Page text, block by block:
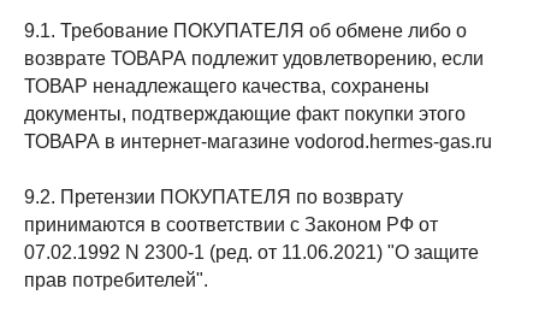
9.1. Требование ПОКУПАТЕЛЯ об обмене либо о
возврате ТОВАРА подлежит удовлетворению, если
ТОВАР ненадлежащего качества, сохранены
документы, подтверждающие факт покупки этого
ТОВАРА в интернет-магазине vodorod.hermes-gas.ru
9.2. Претензии ПОКУПАТЕЛЯ по возврату
принимаются в соответствии с Законом РФ от
07.02.1992 N 2300-1 (ред. от 11.06.2021) "О защите
прав потребителей".